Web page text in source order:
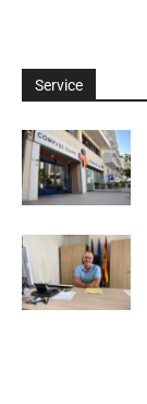
Service